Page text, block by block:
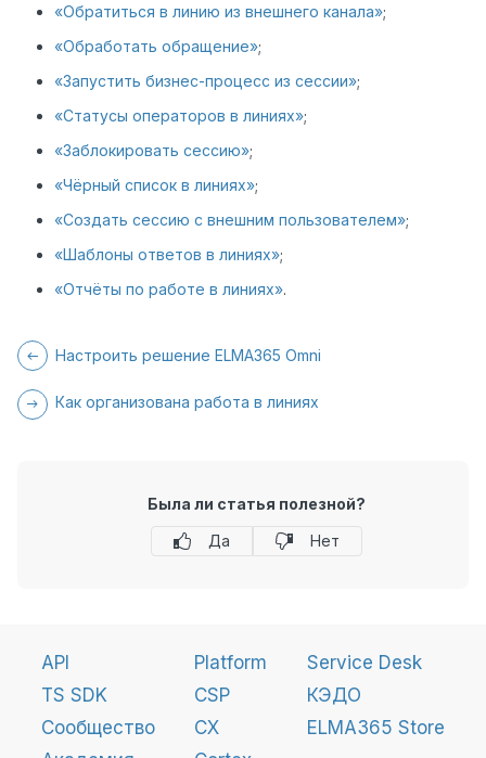
«Обратиться в линию из внешнего канала»;
«Обработать обращение»;
«Запустить бизнес-процесс из сессии»;
«Статусы операторов в линиях»;
«Заблокировать сессию»;
«Чёрный список в линиях»;
«Создать сессию с внешним пользователем»;
«Шаблоны ответов в линиях»;
«Отчёты по работе в линиях».
Настроить решение ELMA365 Omni
Как организована работа в линиях
Была ли статья полезной?
Да
Нет
API
TS SDK
Сообщество
Platform
CSP
CX
Service Desk
КЭДО
ELMA365 Store